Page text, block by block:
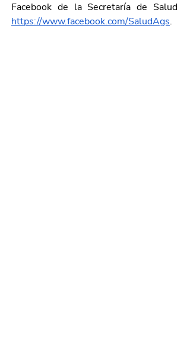
https://www.facebook.com/SaludAgs.